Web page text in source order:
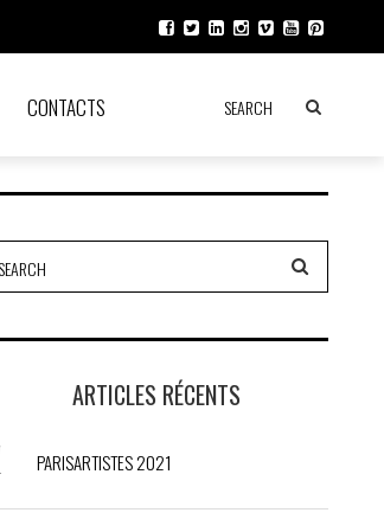
CONTACTS
ARTICLES RÉCENTS
PARISARTISTES 2021